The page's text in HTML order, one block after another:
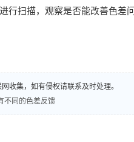
行扫描，观察是否能改善色差问
收集，如有侵权请联系及时处理。
不同的色差反馈